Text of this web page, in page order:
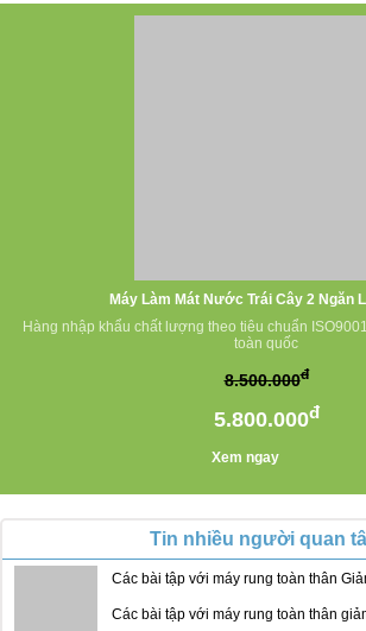
Máy Làm Mát Nước Trái Cây 2 Ngăn
Hàng nhập khẩu chất lượng theo tiêu chuẩn
toàn quốc
8.500.000đ
5.800.000đ
Xem ngay
Tin nhiều người quan
Các bài tập với máy rung toàn thân
Các bài tập với máy rung toàn thân